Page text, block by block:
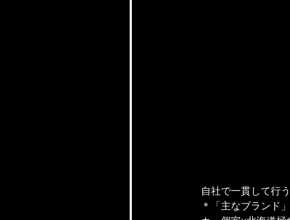
自社で一貫して行
＊「主なブランド